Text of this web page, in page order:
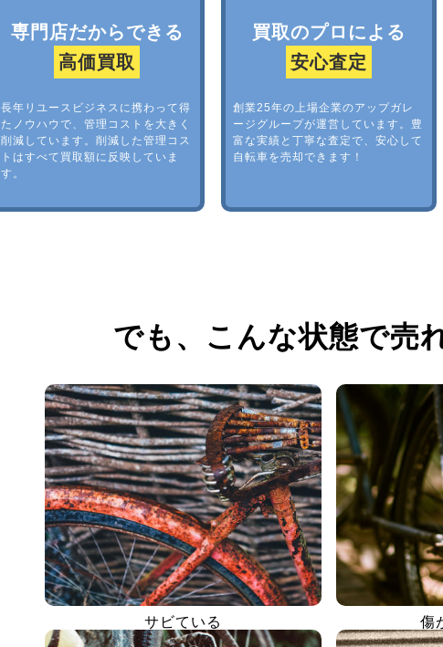
専門店だからできる
高価買取
長年リユースビジネスに携わって得
たノウハウで、管理コストを大きく
削減しています。削減した管理コス
トはすべて買取額に反映していま
す。
買取のプロによる
安心査定
創業25年の上場企業のアップガレ
ージグループが運営しています。豊
富な実績と丁寧な査定で、安心して
自転車を売却できます！
でも、 こんな状態で売
サビている 傷